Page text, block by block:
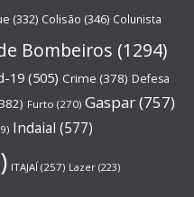
(332) Colisão (346) Colunista
Bombeiros (1294)
19 (505) Crime (378) Defesa
Furto (270) Gaspar(757)
Indaial (577)
ITAJAÍ (257) Lazer (223)